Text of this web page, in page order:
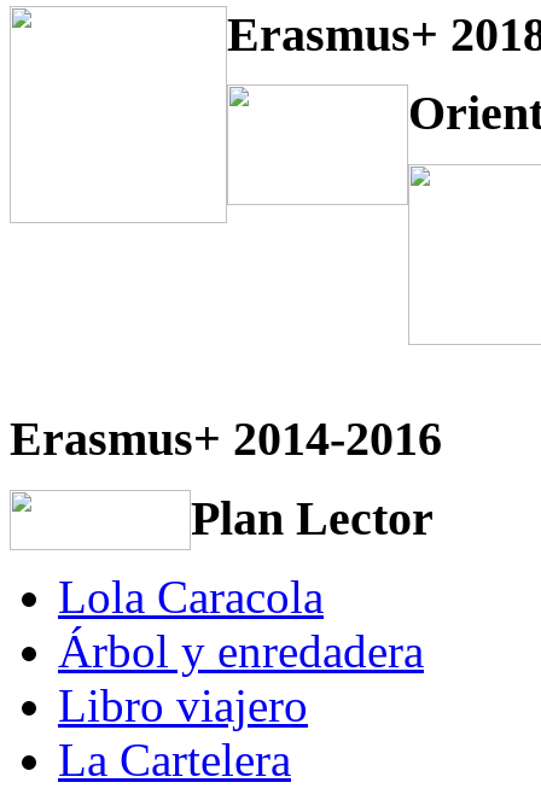
Erasmus+
Erasmus+ 2014-2016
Plan Lector
Lola Caracola
Árbol y enredadera
Libro viajero
La Cartelera